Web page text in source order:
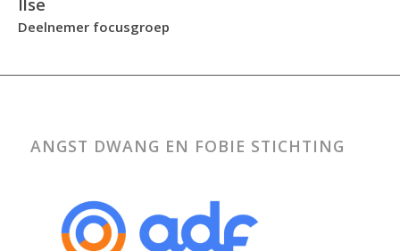
Deelnemer focusgroep
ANGST DWANG EN FOBIE STICHTING